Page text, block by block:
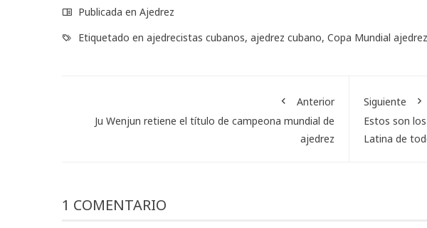
Publicada en Ajedrez
Etiquetado en ajedrecistas cubanos, ajedrez cubano, Copa Mundial ajedrez
Anterior
Ju Wenjun retiene el título de campeona mundial de
ajedrez
Siguiente
Estos son
Latina de
1 COMENTARIO